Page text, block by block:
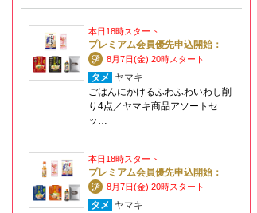
本日18時スタート
プレミアム会員優先申込開始：
8月7日(金) 20時スタート
タメ ヤマキ
ごはんにかけるふわふわいわし削
り4点／ヤマキ商品アソートセ
ッ…
本日18時スタート
プレミアム会員優先申込開始：
8月7日(金) 20時スタート
タメ ヤマキ